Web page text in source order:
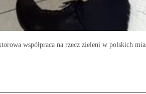
współpraca na rzecz zieleni w polskich